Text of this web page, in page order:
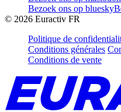
Bezoek ons op bluesky
© 2026 Euractiv FR
Politique de
Conditions générales
Conditions de vente